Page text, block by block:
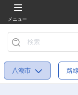
メニュー
八潮市 路